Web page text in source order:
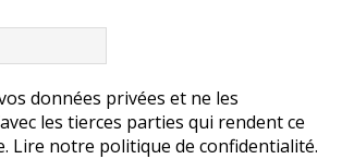
données privées et ne les
les tierces parties qui rendent ce
Lire notre politique de confidentialité.